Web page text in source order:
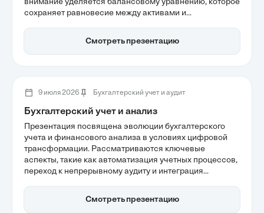
внимание уделяется балансовому уравнению, которое
сохраняет равновесие между активами и
обеспечивающим точность отчетности. Понимание
этих основ помогает избежать ошибок в учете и
Смотреть презентацию
9 июля 2026 Бухгалтерский учет и аудит
Бухгалтерский учет и анализ
Презентация посвящена эволюции бухгалтерского
учета и финансового анализа в условиях цифровой
трансформации. Рассматриваются ключевые
аспекты, такие как автоматизация учетных процессов,
переход к непрерывному аудиту и интеграция
изменения не только повышают точность данных, но и
обеспечивают устойчивое развитие компаний в
Смотреть презентацию